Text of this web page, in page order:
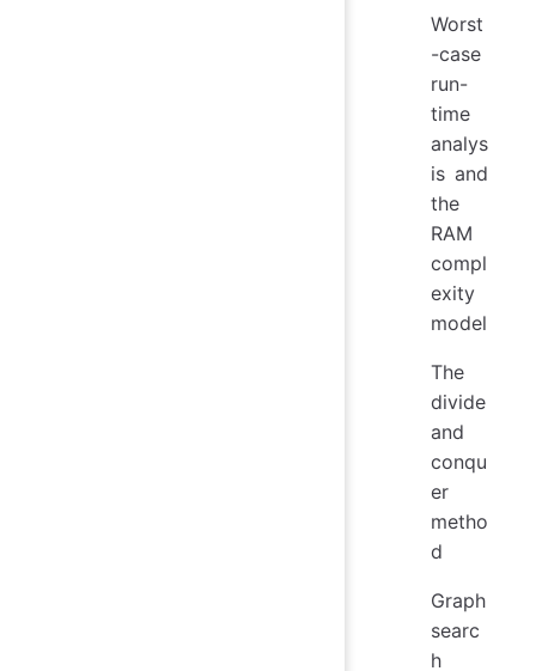
Worst
-case
run-
time
analys
is and
the
RAM
compl
exity
model
The
divide
and
conqu
er
metho
d
Graph
searc
h